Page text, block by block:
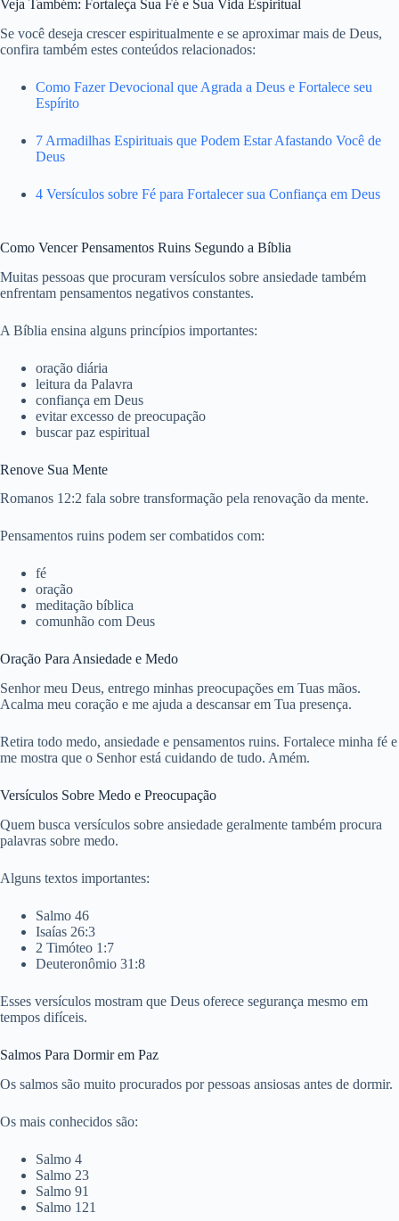
Veja Também: Fortaleça Sua Fé e Sua Vida Espiritual
Se você deseja crescer espiritualmente e se aproximar mais de Deus,
confira também estes conteúdos relacionados:
Como Fazer Devocional que Agrada a Deus e Fortalece seu
Espírito
7 Armadilhas Espirituais que Podem Estar Afastando Você de
Deus
4 Versículos sobre Fé para Fortalecer sua Confiança em Deus
Como Vencer Pensamentos Ruins Segundo a Bíblia
Muitas pessoas que procuram versículos sobre ansiedade também
enfrentam pensamentos negativos constantes.
A Bíblia ensina alguns princípios importantes:
oração diária
leitura da Palavra
confiança em Deus
evitar excesso de preocupação
buscar paz espiritual
Renove Sua Mente
Romanos 12:2 fala sobre transformação pela renovação da mente.
Pensamentos ruins podem ser combatidos com:
fé
oração
meditação bíblica
comunhão com Deus
Oração Para Ansiedade e Medo
Senhor meu Deus, entrego minhas preocupações em Tuas mãos.
Acalma meu coração e me ajuda a descansar em Tua presença.
Retira todo medo, ansiedade e pensamentos ruins. Fortalece minha fé e
me mostra que o Senhor está cuidando de tudo. Amém.
Versículos Sobre Medo e Preocupação
Quem busca versículos sobre ansiedade geralmente também procura
palavras sobre medo.
Alguns textos importantes:
Salmo 46
Isaías 26:3
2 Timóteo 1:7
Deuteronômio 31:8
Esses versículos mostram que Deus oferece segurança mesmo em
tempos difíceis.
Salmos Para Dormir em Paz
Os salmos são muito procurados por pessoas ansiosas antes de dormir.
Os mais conhecidos são:
Salmo 4
Salmo 23
Salmo 91
Salmo 121